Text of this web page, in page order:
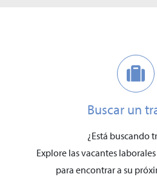
Buscar un
¿Está buscando
Explore las vacantes
para encontrar a su